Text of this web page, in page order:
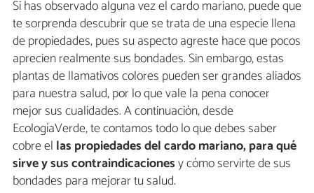
Si has observado alguna vez el cardo mariano, puede que
te sorprenda descubrir que se trata de una especie llena
de propiedades, pues su aspecto agreste hace que pocos
aprecien realmente sus bondades. Sin embargo, estas
plantas de llamativos colores pueden ser grandes aliados
para nuestra salud, por lo que vale la pena conocer
mejor sus cualidades. A continuación, desde
EcologíaVerde, te contamos todo lo que debes saber
cobre el las propiedades del cardo mariano, para qué
sirve y sus contraindicacionesy cómo servirte de sus
bondades para mejorar tu salud.